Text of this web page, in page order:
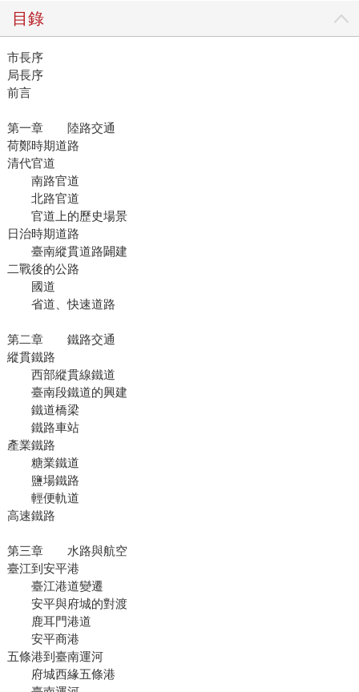
目錄
市長序
局長序
前言
第一章 陸路交通
荷鄭時期道路
清代官道
南路官道
北路官道
官道上的歷史場景
日治時期道路
臺南縱貫道路闢建
二戰後的公路
國道
省道、快速道路
第二章 鐵路交通
縱貫鐵路
西部縱貫線鐵道
臺南段鐵道的興建
鐵道橋梁
鐵路車站
產業鐵路
糖業鐵道
鹽場鐵路
輕便軌道
高速鐵路
第三章 水路與航空
臺江到安平港
臺江港道變遷
安平與府城的對渡
鹿耳門港道
安平商港
五條港到臺南運河
府城西緣五條港